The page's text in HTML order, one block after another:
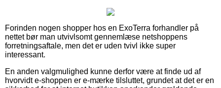
Forinden nogen shopper hos en ExoTerra forhandler på
nettet bør man utvivlsomt gennemlæse netshoppens
forretningsaftale, men det er uden tvivl ikke super
interessant.
En anden valgmulighed kunne derfor være at finde ud af
hvorvidt e-shoppen er e-mærke tilsluttet, grundet at det er en